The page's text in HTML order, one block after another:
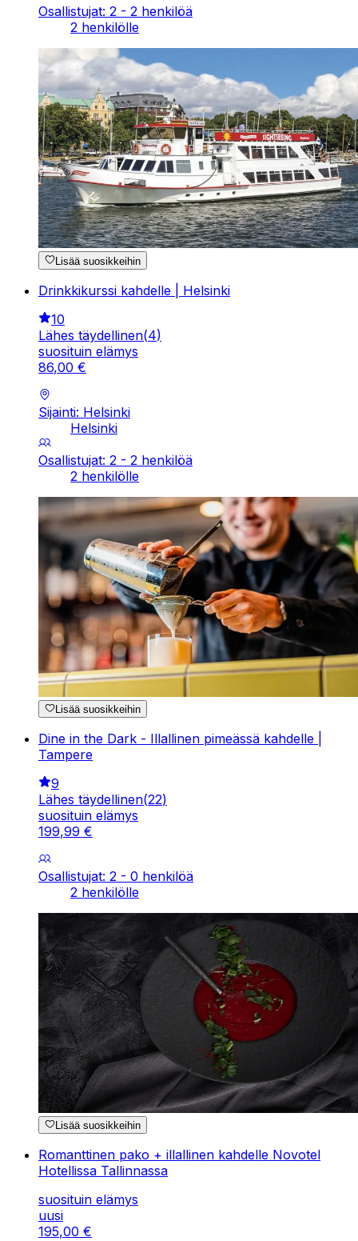
Osallistujat: 2 - 2 henkilöä
2 henkilölle
Lisää suosikkeihin
Drinkkikurssi kahdelle | Helsinki
10
Lähes täydellinen(4)
suosituin elämys
86,00 €
Sijainti: Helsinki
Helsinki
Osallistujat: 2 - 2 henkilöä
2 henkilölle
Lisää suosikkeihin
Dine in the Dark - Illallinen pimeässä kahdelle |
Tampere
9
Lähes täydellinen(22)
suosituin elämys
199,99 €
Osallistujat: 2 - 0 henkilöä
2 henkilölle
Lisää suosikkeihin
Romanttinen pako + illallinen kahdelle Novotel
Hotellissa Tallinnassa
suosituin elämys
uusi
195,00 €